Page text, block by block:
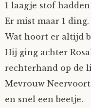
Vrolijke
Zofianina
1 laagje stof
Er mist maar 1
Wat hoort er altijd
Hij ging achter
rechterhand op de
Mevrouw
en snel een beetje.